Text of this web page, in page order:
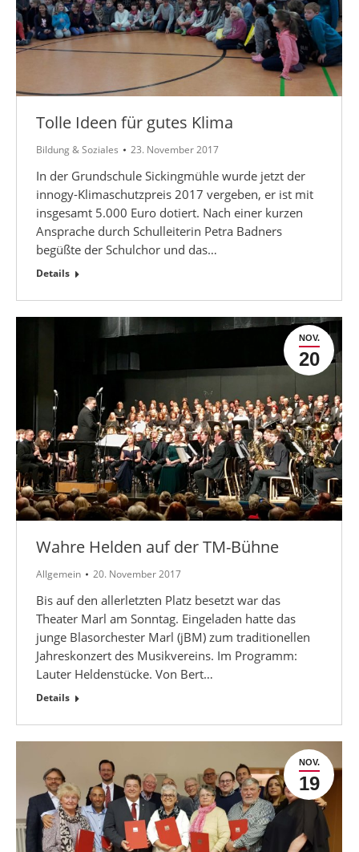
Tolle Ideen für gutes Klima
Bildung & Soziales 23. November 2017
In der Grundschule Sickingmühle wurde jetzt der
innogy-Klimaschutzpreis 2017 vergeben, er ist mit
insgesamt 5.000 Euro dotiert. Nach einer kurzen
Ansprache durch Schulleiterin Petra Badners
begüßte der Schulchor und das…
Details
NOV.
20
Wahre Helden auf der TM-Bühne
Allgemein 20. November 2017
Bis auf den allerletzten Platz besetzt war das
Theater Marl am Sonntag. Eingeladen hatte das
junge Blasorchester Marl (jBM) zum traditionellen
Jahreskonzert des Musikvereins. Im Programm:
Lauter Heldenstücke. Von Bert…
Details
NOV.
19